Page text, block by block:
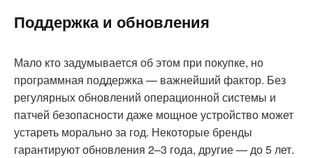
Поддержка и обновления
Мало кто задумывается об этом при покупке, но
программная поддержка — важнейший фактор. Без
регулярных обновлений операционной системы и
патчей безопасности даже мощное устройство может
устареть морально за год. Некоторые бренды
гарантируют обновления 2–3 года, другие — до 5 лет.